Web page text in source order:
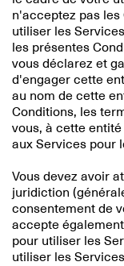
n'acceptez pas les
utiliser les
les présentes
vous déclarez et
d'engager cette
au nom de cette
Conditions, les
vous, à cette
aux Services pour
Vous devez avoir
juridiction
consentement de
accepte
pour utiliser les
utiliser les